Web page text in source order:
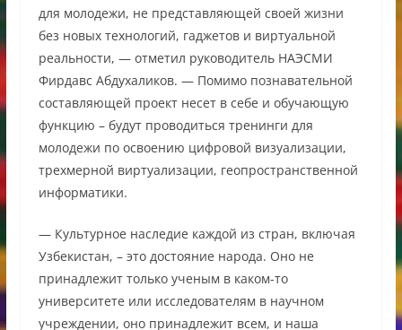
для молодежи, не представляющей своей жизни
без новых технологий, гаджетов и виртуальной
реальности, — отметил руководитель НАЭСМИ
Фирдавс Абдухаликов. — Помимо познавательной
составляющей проект несет в себе и обучающую
функцию – будут проводиться тренинги для
молодежи по освоению цифровой визуализации,
трехмерной виртуализации, геопространственной
информатики.
— Культурное наследие каждой из стран, включая
Узбекистан, – это достояние народа. Оно не
принадлежит только ученым в каком-то
университете или исследователям в научном
учреждении, оно принадлежит всем, и наша